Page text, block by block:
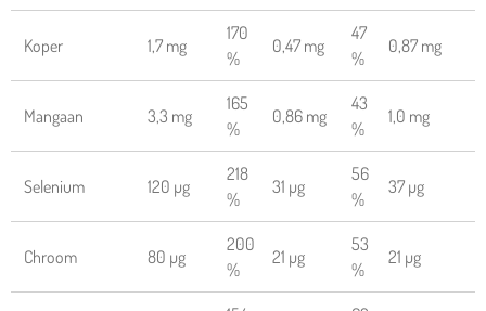
Koper 1,7 mg
170
%
0,47 mg
47
%
0,87 mg
Mangaan 3,3 mg
165
%
0,86 mg
43
%
1,0 mg
Selenium 120 µg
218
%
31 µg
56
%
37 µg
Chroom 80 µg
200
%
21 µg
53
%
21 µg